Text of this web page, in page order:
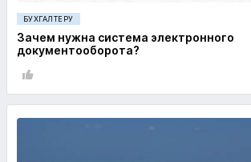
БУХГАЛТЕРУ
Зачем нужна система электронного
документооборота?